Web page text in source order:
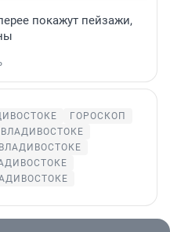
покажут пейзажи,
ГОРОСКОП